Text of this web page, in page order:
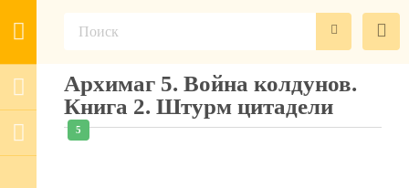
Архимаг 5. Война колдунов.
Книга 2. Штурм цитадели
5